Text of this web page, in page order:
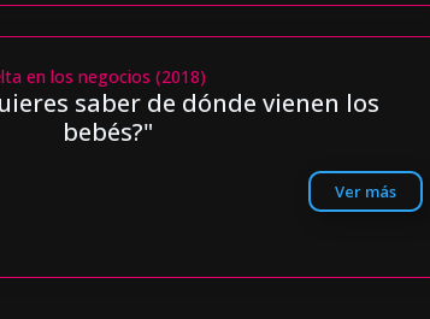
en los negocios (2018)
saber de dónde vienen los
bebés?"
Ver más